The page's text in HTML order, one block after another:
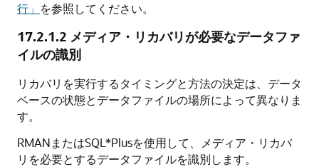
行」 を参照してください。
17.2.1.2 メディア・リカバリが必要なデータファ
イルの識別
リカバリを実行するタイミングと方法の決定は、データ
ベースの状態とデータファイルの場所によって異なりま
す。
RMANまたはSQL*Plusを使用して、メディア・リカバ
リを必要とするデータファイルを識別します。